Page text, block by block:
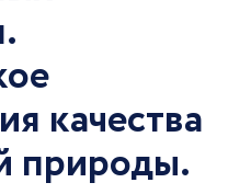
качества
природы.